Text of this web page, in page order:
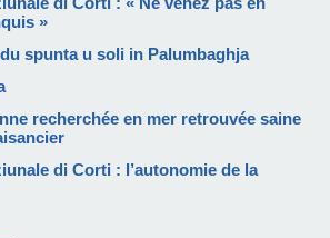
»
spunta u soli in Palumbaghja
recherchée en mer retrouvée saine
di Corti : l’autonomie de la